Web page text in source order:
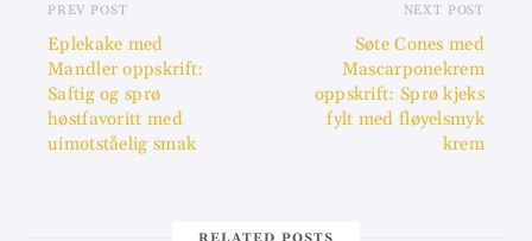
PREV POST
Eplekake med
Mandler oppskrift:
Saftig og sprø
høstfavoritt med
uimotståelig smak
NEXT POST
Søte Cones med
Mascarponekrem
oppskrift: Sprø kjeks
fylt med fløyelsmyk
krem